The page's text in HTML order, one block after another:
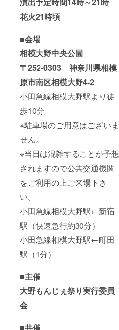
花火21時頃
■会場
相模大野中央公園
〒252-0303 神奈川県相模
原市南区相模大野4-2
小田急線相模大野駅より徒
歩10分
※駐車場のご用意はございま
せん。
※当日は混雑することが予想
されますので公共交通機関
をご利用の上ご来場下さ
い。
小田急線相模大野駅←新宿
駅（快速急行約30分）
小田急線相模大野駅←町田
駅（1分）
■主催
大野もんじぇ祭り実行委員
会
■共催